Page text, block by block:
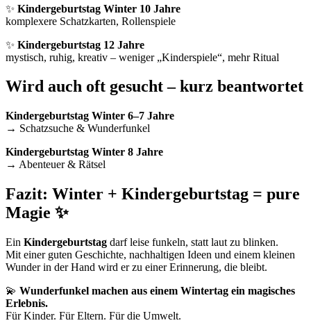
✨ Kindergeburtstag Winter 10 Jahre
komplexere Schatzkarten, Rollenspiele
✨ Kindergeburtstag 12 Jahre
mystisch, ruhig, kreativ – weniger „Kinderspiele“, mehr Ritual
Wird auch oft gesucht – kurz beantwortet
Kindergeburtstag Winter 6–7 Jahre
→ Schatzsuche & Wunderfunkel
Kindergeburtstag Winter 8 Jahre
→ Abenteuer & Rätsel
Fazit: Winter + Kindergeburtstag = pure
Magie ✨
Ein Kindergeburtstag darf leise funkeln, statt laut zu blinken.
Mit einer guten Geschichte, nachhaltigen Ideen und einem kleinen
Wunder in der Hand wird er zu einer Erinnerung, die bleibt.
💫 Wunderfunkel machen aus einem Wintertag ein magisches
Erlebnis.
Für Kinder. Für Eltern. Für die Umwelt.